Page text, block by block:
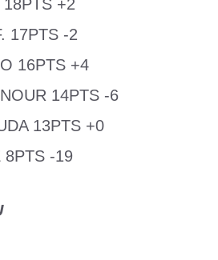
+2
17PTS -2
16PTS +4
14PTS -6
13PTS +0
8PTS -19